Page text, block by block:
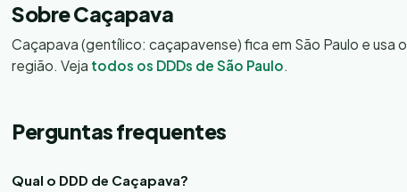
Sobre Caçapava
Caçapava (gentílico: caçapavense) fica em São Paulo e usa o
região. Veja todos os DDDs de São Paulo.
Perguntas frequentes
Qual o DDD de Caçapava?